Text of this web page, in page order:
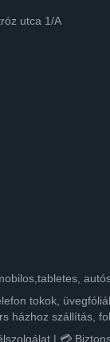
utca 1/A
tokok,
házhoz szállítás,
| 💳